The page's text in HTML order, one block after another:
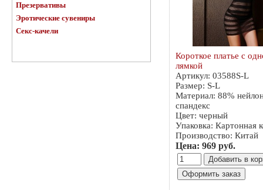
Презервативы
Эротические сувениры
Секс-качели
Короткое платье с
лямкой
Артикул: 03588S-L
Размер: S-L
Материал: 88%
спандекс
Цвет: черный
Упаковка: Картонная
Производство: Китай
Цена: 969 руб.